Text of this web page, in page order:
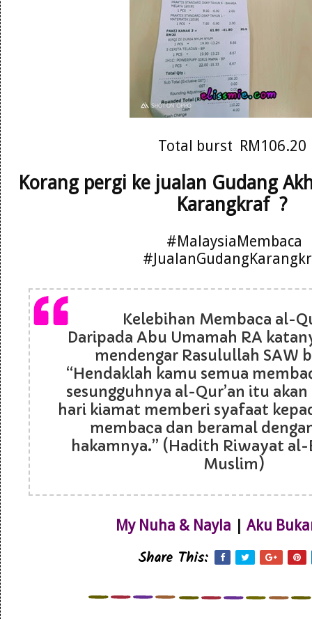
Total burst RM106.20
Korang pergi ke jualan Gudang
Karangkraf ?
#MalaysiaMembaca
Kelebihan Membaca al-
Daripada Abu Umamah RA
mendengar Rasulullah SAW
“Hendaklah kamu semua
sesungguhnya al-Qur’an itu
hari kiamat memberi syafaat
membaca dan beramal
hakamnya.” (Hadith Riwayat
Muslim)
My Nuha & Nayla | Aku
Share This: